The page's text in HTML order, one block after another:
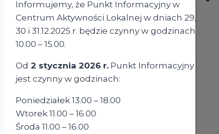
Informujemy, że Punkt Informacyjny w
Centrum Aktywności Lokalnej w dniach 29,
30 i 31.12.2025 r. będzie czynny w godzinach
10.00 – 15.00.
Od 2 stycznia 2026 r. Punkt Informacyjny
jest czynny w godzinach:
Poniedziałek 13.00 – 18.00
Wtorek 11.00 – 16.00
Środa 11.00 – 16.00